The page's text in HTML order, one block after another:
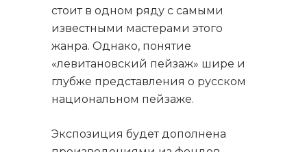
стоит в одном ряду с самыми
известными мастерами этого
жанра. Однако, понятие
«левитановский пейзаж» шире и
глубже представления о русском
национальном пейзаже.
Экспозиция будет дополнена